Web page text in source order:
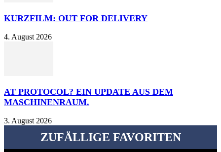
KURZFILM: OUT FOR DELIVERY
4. August 2026
AT PROTOCOL? EIN UPDATE AUS DEM
MASCHINENRAUM.
3. August 2026
ZUFÄLLIGE FAVORITEN